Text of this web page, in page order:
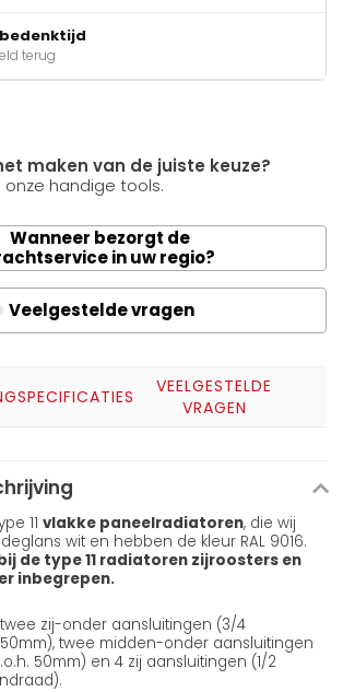
terug
maken van de juiste keuze?
onze handige tools.
Wanneer bezorgt de
in uw regio?
Veelgestelde vragen
SPECIFICATIES
VEELGESTELDE
VRAGEN
11 vlakke paneelradiatoren, die wij
wit en hebben de kleur RAL 9016.
de type 11 radiatoren zijroosters en
inbegrepen.
zij-onder aansluitingen (3/4
twee midden-onder aansluitingen
50mm) en 4 zij aansluitingen (1/2